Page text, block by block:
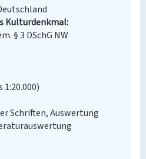
Kulturdenkmal
§ 3 DSchG NW
1:20.000)
Schriften, Auswertung